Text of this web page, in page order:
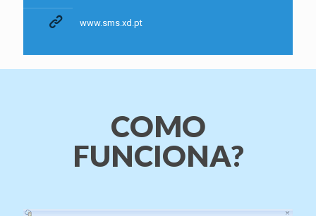
www.sms.xd.pt
COMO
FUNCIONA?